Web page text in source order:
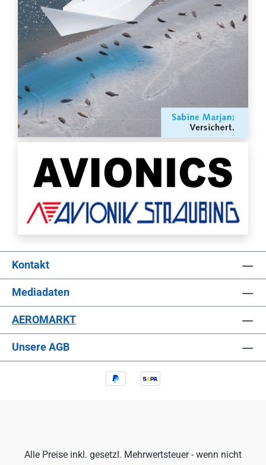
Kontakt
Mediadaten
AEROMARKT
Unsere AGB
Alle Preise inkl. gesetzl. Mehrwertsteuer - wenn nicht